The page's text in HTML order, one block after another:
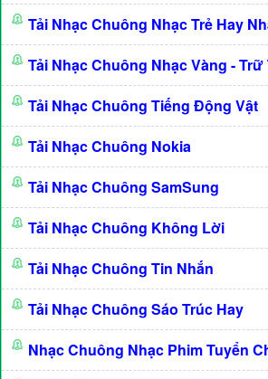
Tải Nhạc Chuông Nhạc Trẻ Hay
Tải Nhạc Chuông Nhạc Vàng - Trữ
Tải Nhạc Chuông Tiếng Động Vật
Tải Nhạc Chuông Nokia
Tải Nhạc Chuông SamSung
Tải Nhạc Chuông Không Lời
Tải Nhạc Chuông Tin Nhắn
Tải Nhạc Chuông Sáo Trúc Hay
Nhạc Chuông Nhạc Phim Tuyển